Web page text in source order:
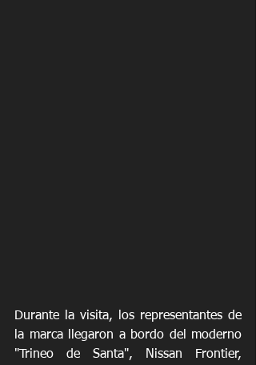
Durante la visita, los representantes de
la marca llegaron a bordo del moderno
"Trineo de Santa", Nissan Frontier,